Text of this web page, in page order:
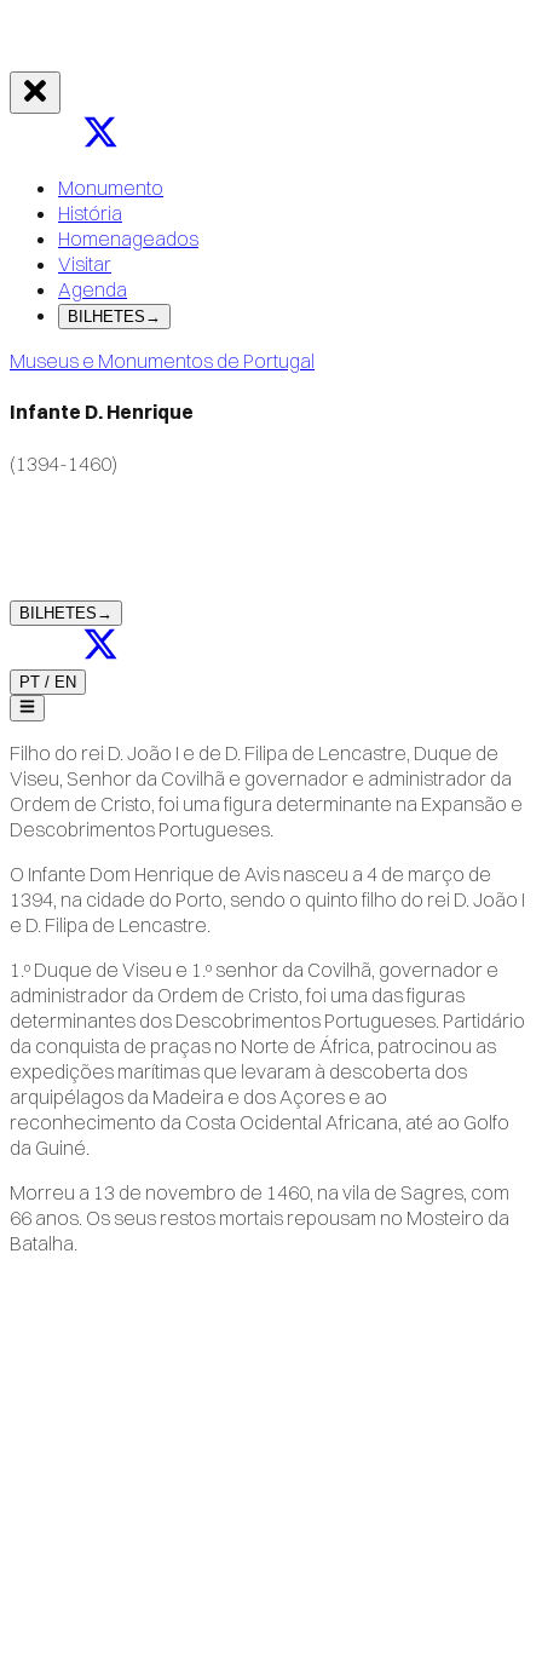
Monumento
História
Homenageados
Visitar
Agenda
BILHETES →
Museus e Monumentos de Portugal
Infante D. Henrique
(1394-1460)
BILHETES →
PT / EN
Filho do rei D. João I e de D. Filipa de Lencastre, Duque de
Viseu, Senhor da Covilhã e governador e administrador da
Ordem de Cristo, foi uma figura determinante na Expansão e
Descobrimentos Portugueses.
O Infante Dom Henrique de Avis nasceu a 4 de março de
1394, na cidade do Porto, sendo o quinto filho do rei D. João I
e D. Filipa de Lencastre.
1.º Duque de Viseu e 1.º senhor da Covilhã, governador e
administrador da Ordem de Cristo, foi uma das figuras
determinantes dos Descobrimentos Portugueses. Partidário
da conquista de praças no Norte de África, patrocinou as
expedições marítimas que levaram à descoberta dos
arquipélagos da Madeira e dos Açores e ao
reconhecimento da Costa Ocidental Africana, até ao Golfo
da Guiné.
Morreu a 13 de novembro de 1460, na vila de Sagres, com
66 anos. Os seus restos mortais repousam no Mosteiro da
Batalha.